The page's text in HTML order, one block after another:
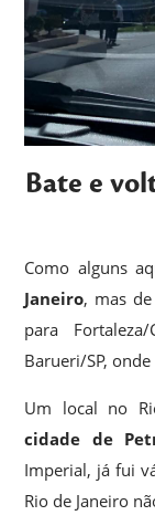
Bate e
Como alguns
Janeiro, mas
para
Barueri/SP,
Um local no
cidade de
Imperial, já fui
Rio de Janeiro